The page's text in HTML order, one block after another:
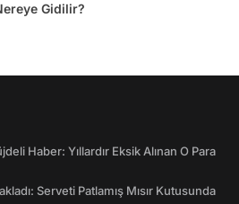
Gidilir?
Haber: Yıllardır Eksik Alınan O Para
Serveti Patlamış Mısır Kutusunda